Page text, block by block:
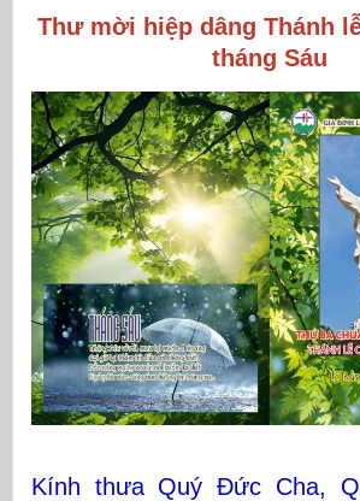
Thư mời hiệp dâng Thánh
tháng Sáu
Kính thưa Quý Đức Cha,